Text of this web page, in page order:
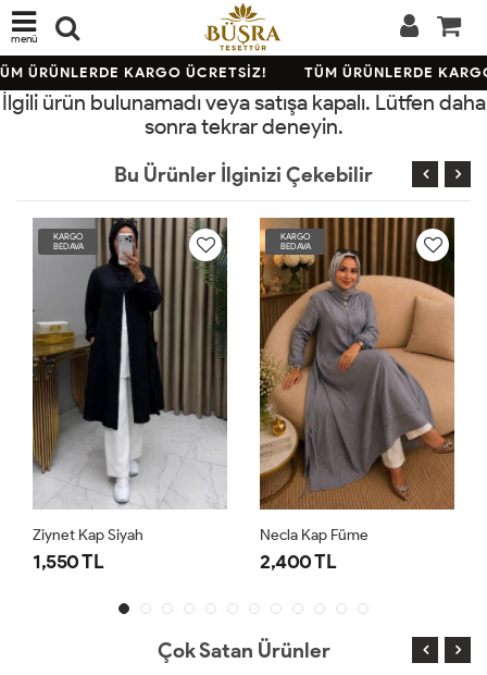
menü
ÜRÜNLERDE KARGO ÜCRETSİZ! TÜM ÜRÜNLERDE
İlgili ürün bulunamadı veya satışa kapalı. Lütfen daha
sonra tekrar deneyin.
Bu Ürünler İlginizi Çekebilir
KARGO
BEDAVA
Necla Kap Füme
2,400 TL
KARGO
BEDAVA
Ziynet Kap Haki
1,550 TL
Çok Satan Ürünler